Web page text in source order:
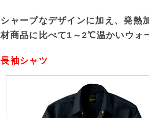
シャープなデザインに加え、発熱
材商品に比べて1～2℃温かいウォ
長袖シャツ